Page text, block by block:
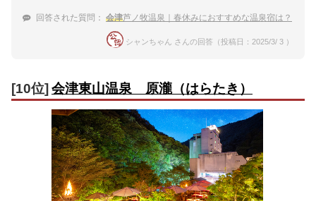
回答された質問： 会津芦ノ牧温泉｜春休みにおすすめな温泉宿は？
シャンちゃん さんの回答（投稿日：2025/3/ 3 ）
[10位] 会津東山温泉 原瀧（はらたき）